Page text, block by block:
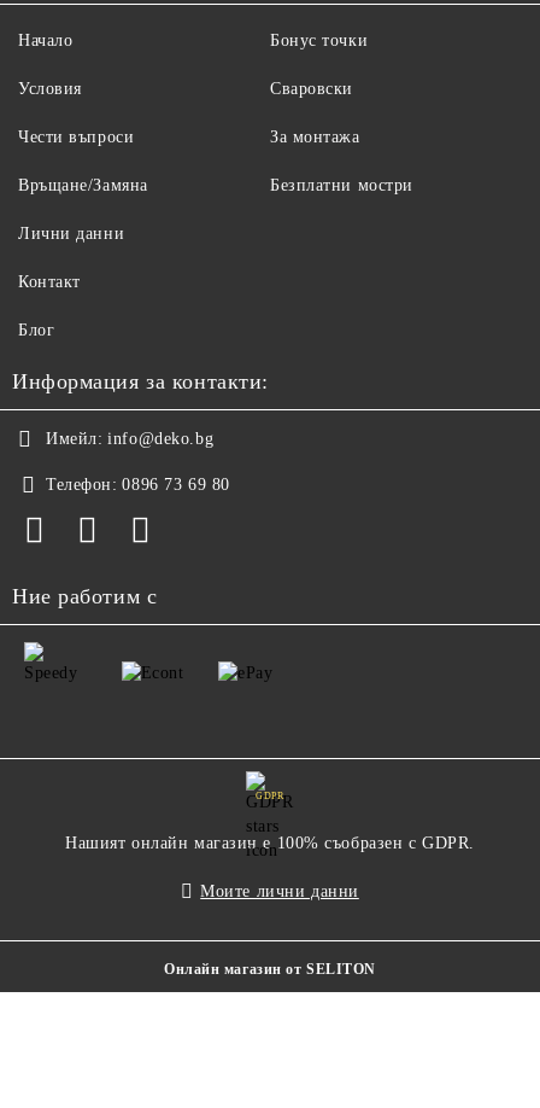
Начало
Условия
Чести въпроси
Връщане/Замяна
Бонус точки
Сваровски
За монтажа
Безплатни мостри
Лични данни
Контакт
Блог
Информация за контакти:
Имейл: info@deko.bg
Телефон: 0896 73 69 80
Ние работим с
GDPR
Нашият онлайн магазин е 100% съобразен с GDPR.
Моите лични данни
Онлайн магазин от SELITON